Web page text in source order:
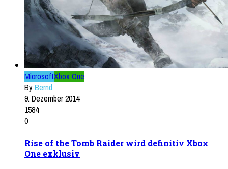
MicrosoftXbox One
ByBernd
9. Dezember 2014
1584
0
Rise of the Tomb Raider wird definitiv Xbox
One exklusiv